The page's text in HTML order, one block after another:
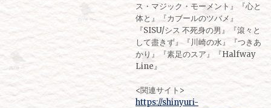
ス・マジック・モーメント』『心と
体と』『カブールのツバメ』
『SISU/シス 不死身の男』『滾々と
して盡きず』『川崎の水』『つきあ
かり』『素足のスア』『Halfway
Line』
<関連サイト>
https://shinyuri-